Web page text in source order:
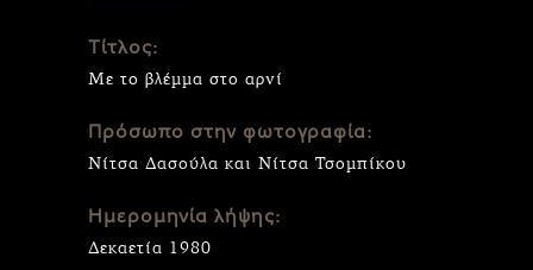
Τίτλος:
Με το βλέμμα στο αρνί
Πρόσωπο στην φωτογραφία:
Νίτσα Δασούλα και Νίτσα Τσομπίκου
Ημερομηνία λήψης:
Δεκαετία 1980